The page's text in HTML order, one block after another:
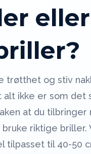
eller
trøtthet og stiv
ikke er som det
at du tilbringer
riktige briller.
tilpasset til 40-50